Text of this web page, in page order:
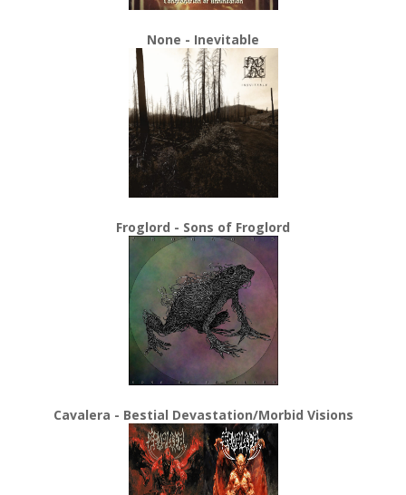
None - Inevitable
Froglord - Sons of Froglord
Cavalera - Bestial Devastation/Morbid Visions